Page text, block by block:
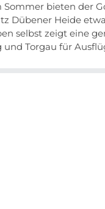
bieten der
Dübener Heide
selbst zeigt eine
Torgau für